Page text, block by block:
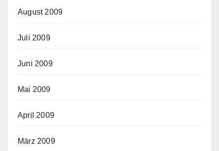
August 2009
Juli 2009
Juni 2009
Mai 2009
April 2009
März 2009